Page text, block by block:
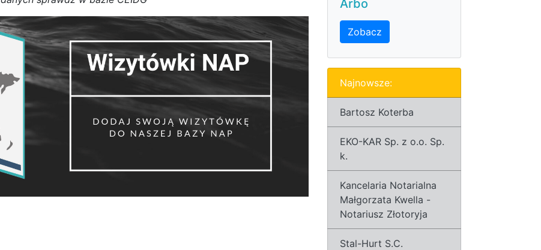
Arbo
Zobacz
Najnowsze:
Bartosz Koterba
EKO-KAR Sp. z o.o. Sp.
k.
Kancelaria Notarialna
Małgorzata Kwella -
Notariusz Złotoryja
Stal-Hurt S.C.